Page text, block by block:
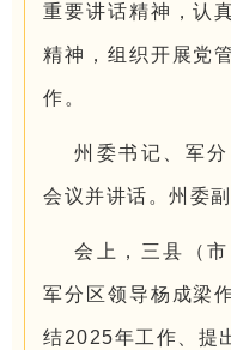
重要讲话精神，认
精神，组织开展党
作。
州委书记、军
会议并讲话。州委
会上，三县（
军分区领导杨成梁
结2025年工作、提